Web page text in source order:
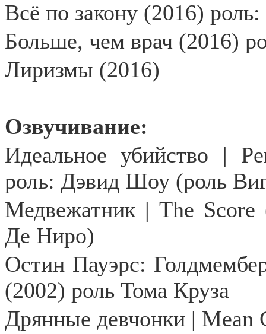
Всё по закону (2016)
Больше, чем врач (2016)
Лиризмы (2016)
Озвучивание:
Идеальное убийство |
роль: Дэвид Шоу (роль
Медвежатник | The Score
Де Ниро)
Остин Пауэрс:
(2002) роль Тома Круза
Дрянные девчонки | Mean